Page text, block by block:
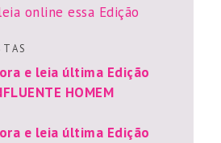
online essa Edição
A S
e leia última Edição
HOMEM
e leia última Edição